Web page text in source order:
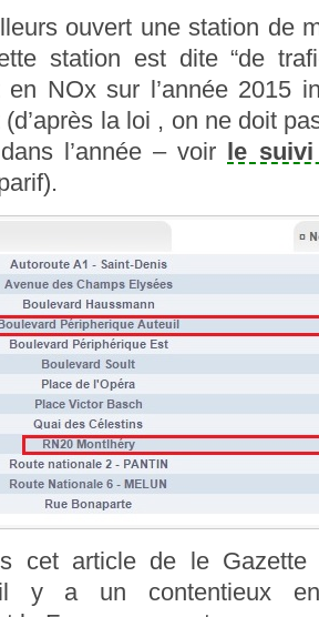
ouvert une station de
station est dite “de
en NOx sur l’année 2015
la loi , on ne doit
l’année – voir le suivi
cet article de le Gazette
y a un contentieux